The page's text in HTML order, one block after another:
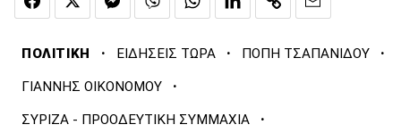
ΠΟΛΙΤΙΚΗ · ΕΙΔΗΣΕΙΣ ΤΩΡΑ · ΠΟΠΗ ΤΣΑΠΑΝΙΔΟΥ ·
ΓΙΑΝΝΗΣ ΟΙΚΟΝΟΜΟΥ ·
ΣΥΡΙΖΑ - ΠΡΟΟΔΕΥΤΙΚΗ ΣΥΜΜΑΧΙΑ ·